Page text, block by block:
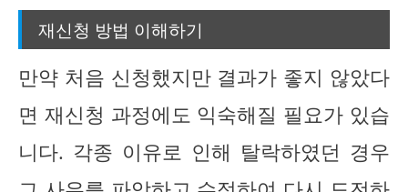
재신청 방법 이해하기
만약 처음 신청했지만 결과가 좋지 않았다
면 재신청 과정에도 익숙해질 필요가 있습
니다. 각종 이유로 인해 탈락하였던 경우